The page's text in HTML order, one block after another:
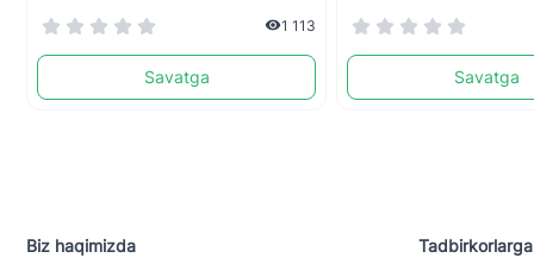
1 113
Savatga Savatga
Biz haqimizda Tadbirkorlarga